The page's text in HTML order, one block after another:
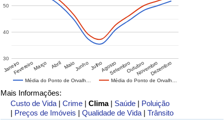
Média do Ponto de Orvalh… Média do Ponto de Orvalh…
JaneiroFevereiroMarço Abril MaioJunho JulhoAgostoSetembroOutubroNovembroDezembro
30
40
50
Mais Informações:
Custo de Vida |Crime |Clima | Saúde | Poluição
| Preços de Imóveis |Qualidade de Vida |Trânsito